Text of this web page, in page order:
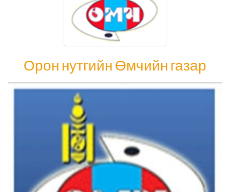
Орон нутгийн Өмчийн газар
Орон нутгийн Өмчийн газар